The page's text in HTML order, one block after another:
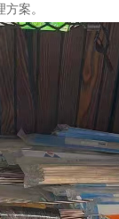
案。